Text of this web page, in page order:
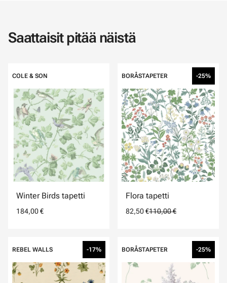
Saattaisit pitää näistä
COLE & SON
Winter Birds tapetti
184,00 €
BORÅSTAPETER -25%
Flora tapetti
82,50 €110,00 €
REBEL WALLS -17% BORÅSTAPETER -25%